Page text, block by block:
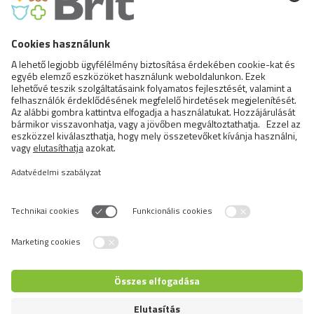
170
Napi adag
Switch language